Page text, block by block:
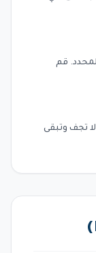
قم
تجف وتبقى